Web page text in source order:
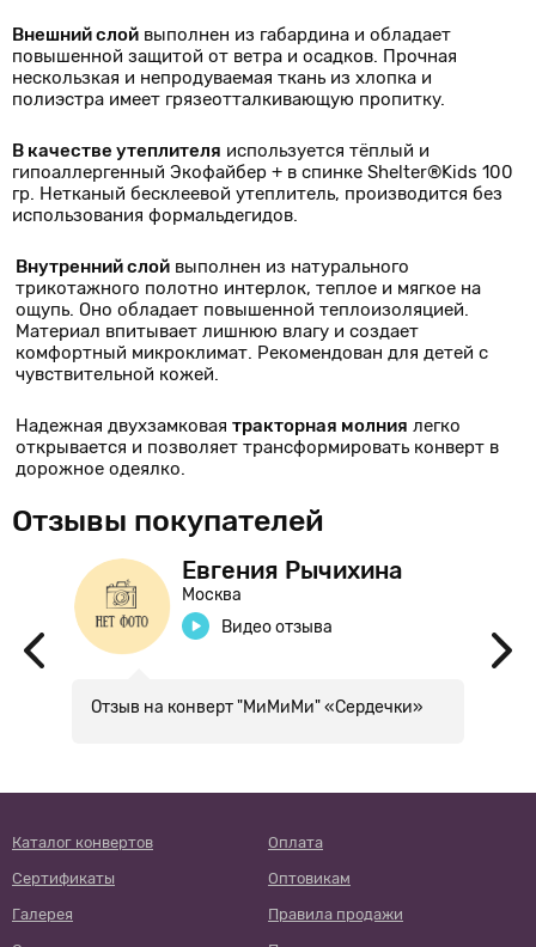
Внешний слой выполнен из габардина и обладает
повышенной защитой от ветра и осадков. Прочная
нескользкая и непродуваемая ткань из хлопка и
полиэстра имеет грязеотталкивающую пропитку.
В качестве утеплителя используется тёплый и
гипоаллергенный Экофайбер + в спинке Shelter®Kids 100
гр. Нетканый бесклеевой утеплитель, производится без
использования формальдегидов.
Внутренний слой выполнен из натурального
трикотажного полотно интерлок, теплое и мягкое на
ощупь. Оно обладает повышенной теплоизоляцией.
Материал впитывает лишнюю влагу и создает
комфортный микроклимат. Рекомендован для детей с
чувствительной кожей.
Надежная двухзамковая тракторная молния легко
открывается и позволяет трансформировать конверт в
дорожное одеялко.
Отзывы покупателей
Евгения Рычихина
Москва
Видео отзыва
Отзыв на конверт "МиМиМи" «Сердечки»
Каталог конвертов
Оплата
Сертификаты
Оптовикам
Галерея
Правила продажи